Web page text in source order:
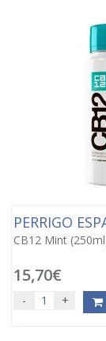
PERRIGO
CB12 Mint
15,70€
- +